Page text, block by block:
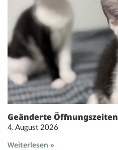
Geänderte Öffnungszeiten
4. August 2026
Weiterlesen »